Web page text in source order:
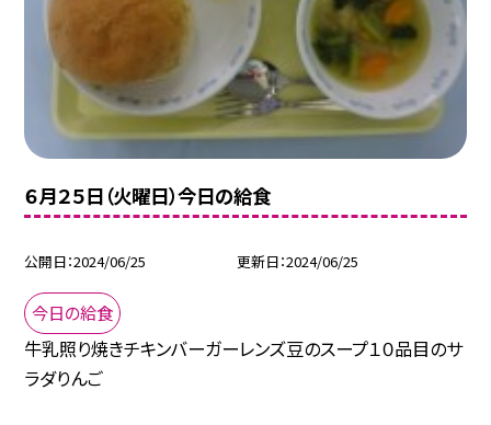
６月２５日（火曜日）今日の給食
公開日 2024/06/25 更新日 2024/06/25
今日の給食
牛乳照り焼きチキンバーガーレンズ豆のスープ１０品目のサ
ラダりんご